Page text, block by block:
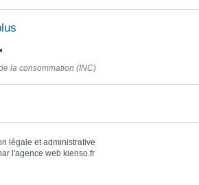
la consommation (INC)
légale et administrative
l'agence web kienso.fr